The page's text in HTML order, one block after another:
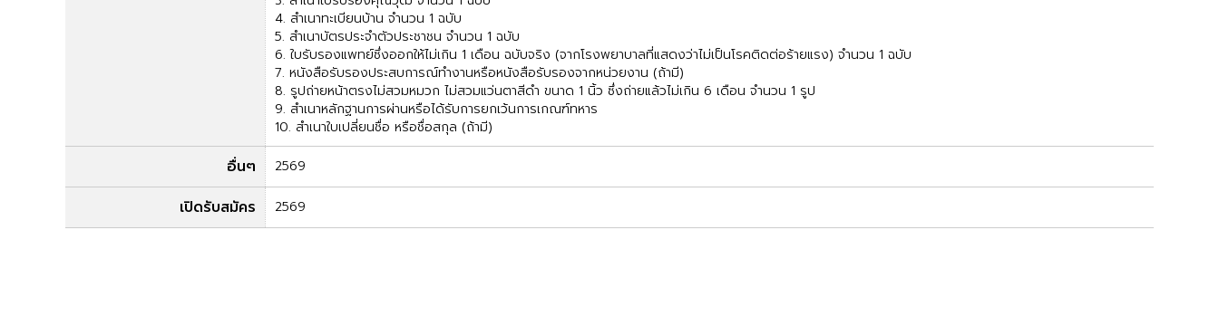
4. สำเนาทะเบียนบ้าน จำนวน 1 ฉบับ
5. สำเนาบัตรประจำตัวประชาชน จำนวน 1 ฉบับ
6. ใบรับรองแพทย์ซึ่งออกให้ไม่เกิน 1 เดือน ฉบับจริง (จากโรงพยาบาลที่แสดงว่าไม่เป็นโรคติดต่อร้ายแรง) จำนวน 1 ฉบับ
7. หนังสือรับรองประสบการณ์ทำงานหรือหนังสือรับรองจากหน่วยงาน (ถ้ามี)
8. รูปถ่ายหน้าตรงไม่สวมหมวก ไม่สวมแว่นตาสีดำ ขนาด 1 นิ้ว ซึ่งถ่ายแล้วไม่เกิน 6 เดือน จำนวน 1 รูป
9. สำเนาหลักฐานการผ่านหรือได้รับการยกเว้นการเกณฑ์ทหาร
10. สำเนาใบเปลี่ยนชื่อ หรือชื่อสกุล (ถ้ามี)
อื่นๆ 2569
เปิดรับสมัคร 2569